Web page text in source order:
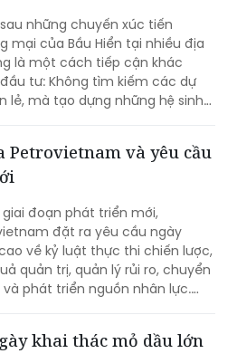
những chuyến xúc tiến
mại của Bầu Hiển tại nhiều địa
là một cách tiếp cận khác
tư: Không tìm kiếm các dự
lẻ, mà tạo dựng những hệ sinh
Petrovietnam và yêu cầu
giai đoạn phát triển mới,
đặt ra yêu cầu ngày
về kỷ luật thực thi chiến lược,
quản trị, quản lý rủi ro, chuyển
và phát triển nguồn nhân lực.
định hướng lớn của Tập đoàn
khai thác mỏ dầu lớn